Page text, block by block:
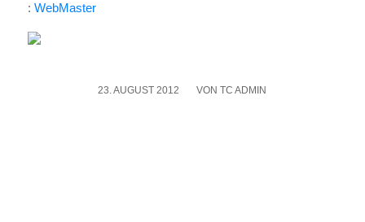
: Web­Mas­ter
23. AUGUST 2012
/ VONTC ADMIN